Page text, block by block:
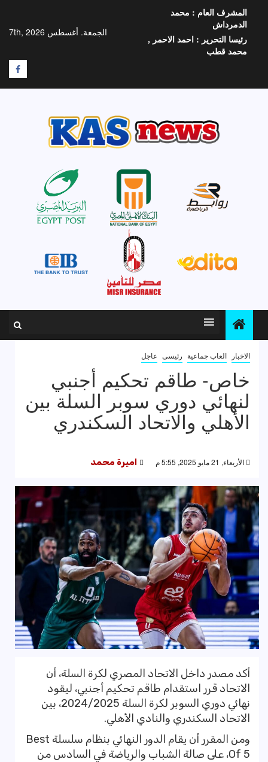
المحتوى
الجمعة. أغسطس 7th, 2026
المشرف العام : محمد
الدمرداش
رئيسا التحرير : احمد الاحمر ,
محمد قطب
F
الاخبار العاب جماعية رئيسى عاجل
خاص- طاقم تحكيم أجنبي
لنهائي دوري سوبر السلة بين
الأهلي والاتحاد السكندري
الأربعاء, 21 مايو 2025, 5:55 م اميرة محمد
أكد مصدر داخل الاتحاد المصري لكرة السلة، أن
الاتحاد قرر استقدام طاقم تحكيم أجنبي، ليقود
نهائي دوري السوبر لكرة السلة 2024/2025، بين
الاتحاد السكندري والنادي الأهلي.
ومن المقرر أن يقام الدور النهائي بنظام سلسلة Best
Of 5، على صالة الشباب والرياضة في السادس من